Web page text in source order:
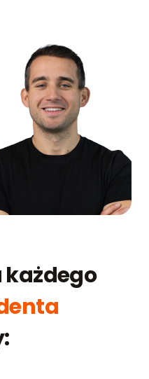
każdego